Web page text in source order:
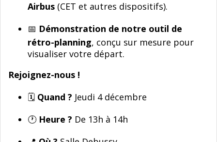
Airbus (CET et autres dispositifs).
📅 Démonstration de notre outil de
rétro-planning, conçu sur mesure pour
visualiser votre départ.
Rejoignez-nous !
🗓 Quand ? Jeudi 4 décembre
🕐 Heure ? De 13h à 14h